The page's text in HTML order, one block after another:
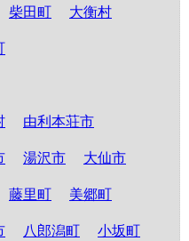
柴田町 大衡村
由利本荘市
湯沢市 大仙市
藤里町 美郷町
八郎潟町 小坂町